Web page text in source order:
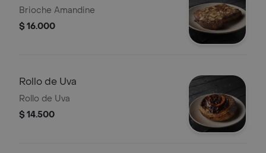
Brioche Amandine
$ 16.000
Rollo de Uva
Rollo de Uva
$ 14.500